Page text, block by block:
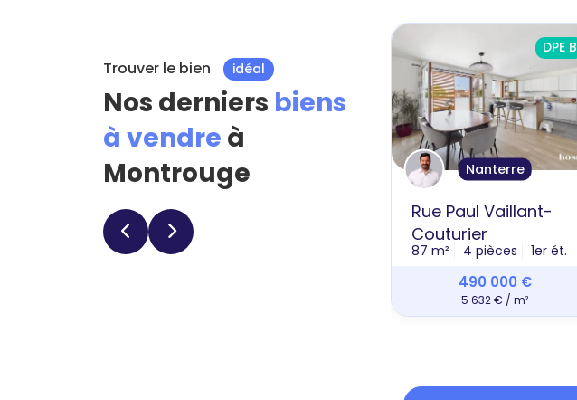
Trouver le bien idéal
Nos derniers biens
à vendre à
Montrouge
DPE B
Nanterre
Rue Paul Vaillant-
Couturier
87 m² 4 pièces 1er ét.
490 000 €
5 632 € / m²